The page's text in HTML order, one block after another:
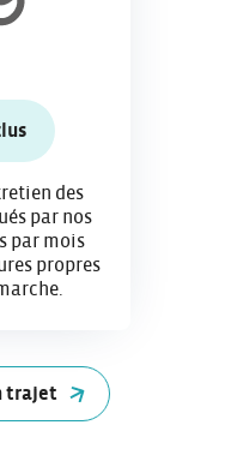
des
par nos
par mois
propres
trajet